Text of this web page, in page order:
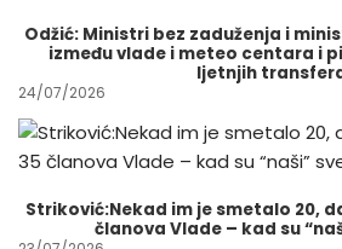
Odžić: Ministri bez zaduženja i
između vlade i meteo centara i
ljetnjih
24/07/2026
Striković:Nekad im je smetalo 20,
članova Vlade – kad su